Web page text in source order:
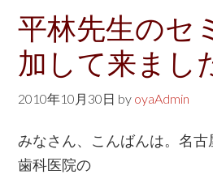
w
e
b
i
e
平林先生のセ
加して来まし
2010年10月30日 by oyaAdmin
みなさん、こんばんは。名
歯科医院の